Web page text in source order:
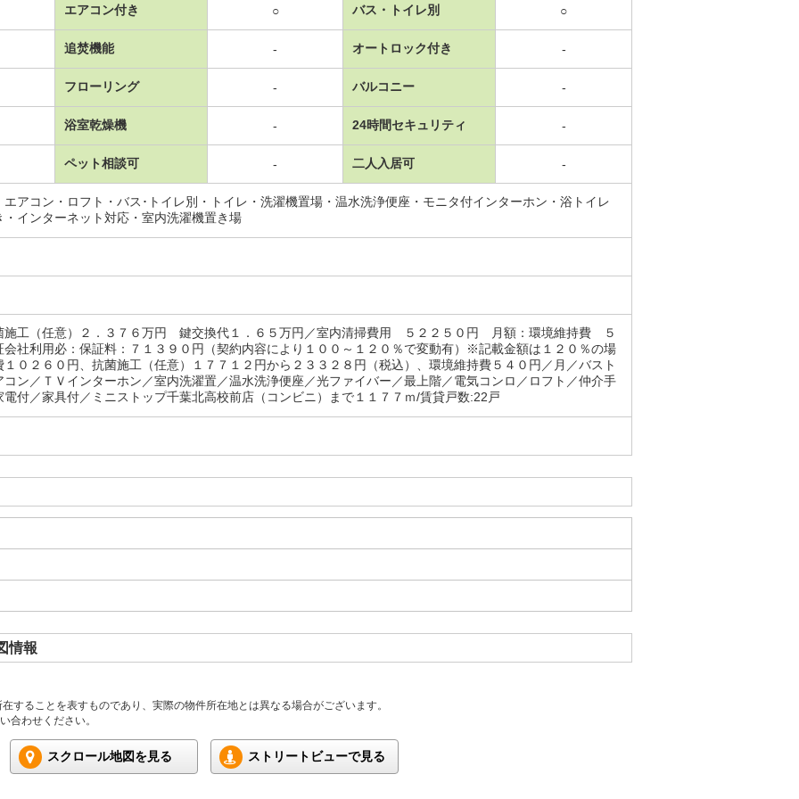
エアコン付き ○ バス・トイレ別 ○
追焚機能 - オートロック付き -
フローリング - バルコニー -
浴室乾燥機 - 24時間セキュリティ -
ペット相談可 - 二人入居可 -
エアコン・ロフト・バス･トイレ別・トイレ・洗濯機置場・温水洗浄便座・モニタ付インターホン・浴トイレ
・インターネット対応・室内洗濯機置き場
施工（任意）２．３７６万円 鍵交換代１．６５万円／室内清掃費用 ５２２５０円 月額：環境維持費 ５
会社利用必：保証料：７１３９０円（契約内容により１００～１２０％で変動有）※記載金額は１２０％の場
１０２６０円、抗菌施工（任意）１７７１２円から２３３２８円（税込）、環境維持費５４０円／月／バスト
コン／ＴＶインターホン／室内洗濯置／温水洗浄便座／光ファイバー／最上階／電気コンロ／ロフト／仲介手
電付／家具付／ミニストップ千葉北高校前店（コンビニ）まで１１７７ｍ/賃貸戸数:22戸
情報
することを表すものであり、実際の物件所在地とは異なる場合がございます。
合わせください。
スクロール地図を見る ストリートビューで見る